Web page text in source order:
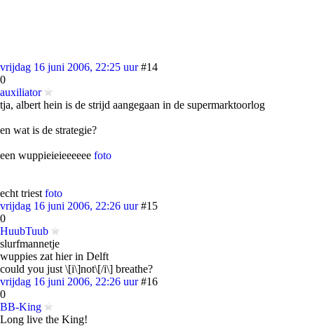
vrijdag 16 juni 2006, 22:25 uur #14
0
auxiliator
tja, albert hein is de strijd aangegaan in de supermarktoorlog
en wat is de strategie?
een wuppieieieeeeee foto
echt triest foto
vrijdag 16 juni 2006, 22:26 uur #15
0
HuubTuub
slurfmannetje
wuppies zat hier in Delft
could you just \[i\]not\[/i\] breathe?
vrijdag 16 juni 2006, 22:26 uur #16
0
BB-King
Long live the King!